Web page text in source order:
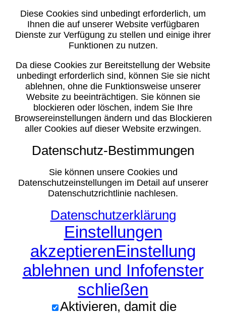
Diese Cookies sind unbedingt erforderlich, um
Ihnen die auf unserer Website verfügbaren
Dienste zur Verfügung zu stellen und einige ihrer
Funktionen zu nutzen.
Da diese Cookies zur Bereitstellung der Website
unbedingt erforderlich sind, können Sie sie nicht
ablehnen, ohne die Funktionsweise unserer
Website zu beeinträchtigen. Sie können sie
blockieren oder löschen, indem Sie Ihre
Browsereinstellungen ändern und das Blockieren
aller Cookies auf dieser Website erzwingen.
Datenschutz-Bestimmungen
Sie können unsere Cookies und
Datenschutzeinstellungen im Detail auf unserer
Datenschutzrichtlinie nachlesen.
Datenschutzerklärung
Einstellungen
akzeptierenEinstellung
ablehnen und Infofenster
schließen
Aktivieren, damit die